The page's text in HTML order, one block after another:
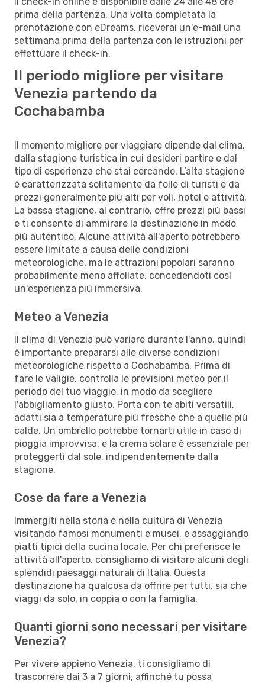
prima della partenza. Una volta completata la
prenotazione con eDreams, riceverai un'e-mail una
settimana prima della partenza con le istruzioni per
effettuare il check-in.
Il periodo migliore per visitare
Venezia partendo da
Cochabamba
Il momento migliore per viaggiare dipende dal clima,
dalla stagione turistica in cui desideri partire e dal
tipo di esperienza che stai cercando. L’alta stagione
è caratterizzata solitamente da folle di turisti e da
prezzi generalmente più alti per voli, hotel e attività.
La bassa stagione, al contrario, offre prezzi più bassi
e ti consente di ammirare la destinazione in modo
più autentico. Alcune attività all'aperto potrebbero
essere limitate a causa delle condizioni
meteorologiche, ma le attrazioni popolari saranno
probabilmente meno affollate, concedendoti così
un'esperienza più immersiva.
Meteo a Venezia
Il clima di Venezia può variare durante l'anno, quindi
è importante prepararsi alle diverse condizioni
meteorologiche rispetto a Cochabamba. Prima di
fare le valigie, controlla le previsioni meteo per il
periodo del tuo viaggio, in modo da scegliere
l'abbigliamento giusto. Porta con te abiti versatili,
adatti sia a temperature più fresche che a quelle più
calde. Un ombrello potrebbe tornarti utile in caso di
pioggia improvvisa, e la crema solare è essenziale per
proteggerti dal sole, indipendentemente dalla
stagione.
Cose da fare a Venezia
Immergiti nella storia e nella cultura di Venezia
visitando famosi monumenti e musei, e assaggiando
piatti tipici della cucina locale. Per chi preferisce le
attività all'aperto, consigliamo di visitare alcuni degli
splendidi paesaggi naturali di Italia. Questa
destinazione ha qualcosa da offrire per tutti, sia che
viaggi da solo, in coppia o con la famiglia.
Quanti giorni sono necessari per visitare
Venezia?
Per vivere appieno Venezia, ti consigliamo di
trascorrere dai 3 a 7 giorni, affinché tu possa